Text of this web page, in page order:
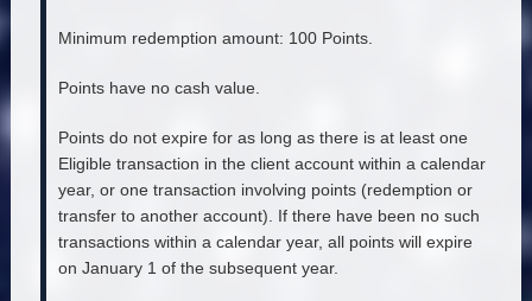
Minimum redemption amount: 100 Points.
Points have no cash value.
Points do not expire for as long as there is at least one
Eligible transaction in the client account within a calendar
year, or one transaction involving points (redemption or
transfer to another account). If there have been no such
transactions within a calendar year, all points will expire
on January 1 of the subsequent year.